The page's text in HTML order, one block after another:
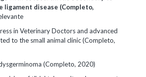
ligament disease (Completo,
in Veterinary Doctors and advanced
to the small animal clinic (Completo,
(Completo, 2020)